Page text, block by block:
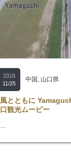
2018
11/25
中国 , 山口県
風とともに
口観光ムービー
…